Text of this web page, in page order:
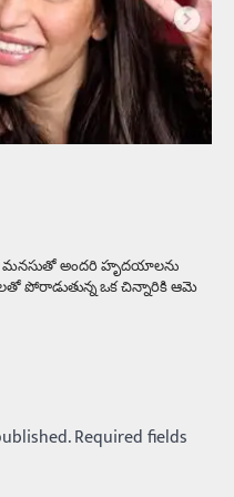
మనసుతో అందరి హృదయాలను
పోరాడుతున్న ఒక చిన్నారికి ఆమె
Required fields